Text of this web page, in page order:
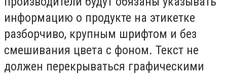
информацию о продукте на этикетке
разборчиво, крупным шрифтом и без
смешивания цвета с фоном. Текст не
должен перекрываться графическими